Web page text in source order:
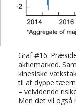
Graf #16:
aktiemarked.
kinesiske
til at dyppe
– velvidende
Men det vil også